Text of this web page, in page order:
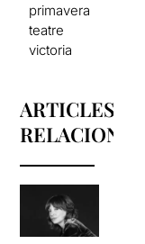
primavera
teatre
victoria
ARTICLES
RELACIONATS